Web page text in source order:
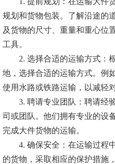
规划和货物包装。了解沿途的
及货物的尺寸、重量和重心位
工具。
2. 选择合适的运输方式：
地，选择合适的运输方式。例
使用水路或铁路运输，以减轻
3. 聘请专业团队：聘请经验
司或团队。他们拥有专业的设
完成大件货物的运输。
4. 确保安全：在运输过程中
的货物，采取相应的保护措施